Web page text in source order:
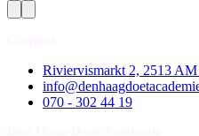
Riviervismarkt 2, 2513
070 - 302 44 19